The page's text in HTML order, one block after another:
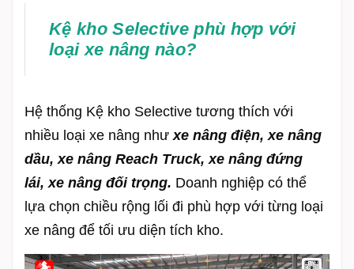
Kệ kho Selective phù hợp với
loại xe nâng nào?
Hệ thống Kệ kho Selective tương thích với
nhiều loại xe nâng nhưxe nâng điện,xe nâng
dầu,xe nâng Reach Truck,xe nâng đứng
lái,xe nâng đối trọng. Doanh nghiệp có thể
lựa chọn chiều rộng lối đi phù hợp với từng loại
xe nâng để tối ưu diện tích kho.